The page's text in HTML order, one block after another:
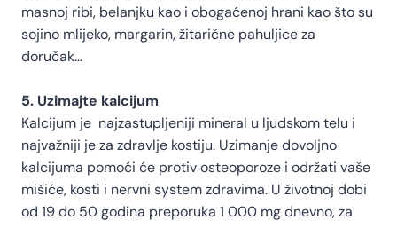
masnoj ribi, belanjku kao i obogaćenoj hrani kao što su
sojino mlijeko, margarin, žitarične pahuljice za
doručak…
5. Uzimajte kalcijum
Kalcijum je najzastupljeniji mineral u ljudskom telu i
najvažniji je za zdravlje kostiju. Uzimanje dovoljno
kalcijuma pomoći će protiv osteoporoze i održati vaše
mišiće, kosti i nervni system zdravima. U životnoj dobi
od 19 do 50 godina preporuka 1 000 mg dnevno, za